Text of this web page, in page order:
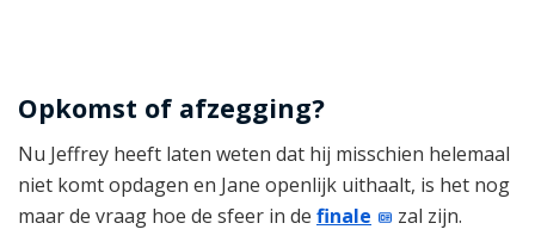
Opkomst of afzegging?
Nu Jeffrey heeft laten weten dat hij misschien helemaal
niet komt opdagen en Jane openlijk uithaalt, is het nog
maar de vraag hoe de sfeer in de finale
zal zijn.